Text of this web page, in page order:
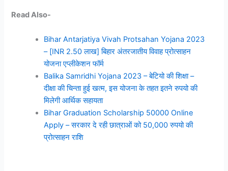
Read Also-
Bihar Antarjatiya Vivah Protsahan Yojana 2023
– [INR 2.50 लाख] बिहार अंतरजातीय विवाह प्रोत्साहन
योजना एप्लीकेशन फॉर्म
Balika Samridhi Yojana 2023 – बेटियो की शिक्षा –
दीक्षा की चिन्ता हुई खत्म, इस योजना के तहत इतने रुपयो की
मिलेगी आर्थिक सहायता
Bihar Graduation Scholarship 50000 Online
Apply – सरकार दे रही छात्राओं को 50,000 रुपयो की
प्रोत्साहन राशि